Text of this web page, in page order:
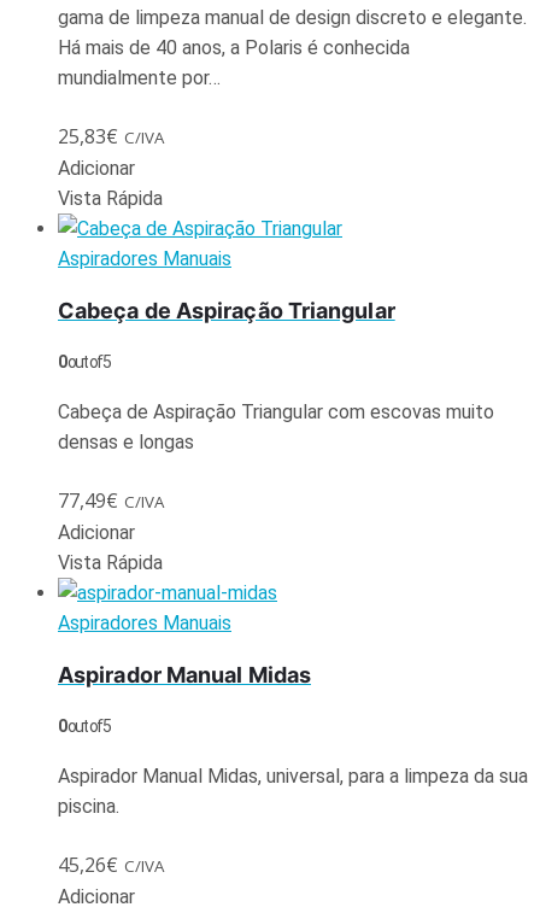
gama de limpeza manual de design discreto e elegante.
Há mais de 40 anos, a Polaris é conhecida
mundialmente por…
25,83€ C/IVA
Adicionar
Vista Rápida
Aspiradores Manuais
Cabeça de Aspiração Triangular
0out of 5
Cabeça de Aspiração Triangular com escovas muito
densas e longas
77,49€ C/IVA
Adicionar
Vista Rápida
Aspiradores Manuais
Aspirador Manual Midas
0out of 5
Aspirador Manual Midas, universal, para a limpeza da sua
piscina.
45,26€ C/IVA
Adicionar